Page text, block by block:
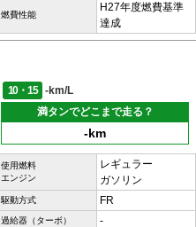
燃費性能
H27年度燃費基準
達成
10・15
-km/L
満タンでどこまで走る？
-km
使用燃料
エンジン
レギュラー
ガソリン
駆動方式 FR
過給器（ターボ） -